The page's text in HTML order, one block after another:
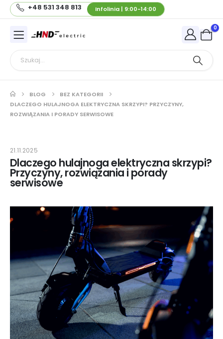
+48 531 348 813 Infolinia | 9:00-14:00
0
BLOG
BEZ KATEGORII
DLACZEGO HULAJNOGA ELEKTRYCZNA SKRZYPI? PRZYCZYNY,
ROZWIĄZANIA I PORADY SERWISOWE
21.11.2025
Dlaczego hulajnoga elektryczna skrzypi?
Przyczyny, rozwiązania i porady
serwisowe